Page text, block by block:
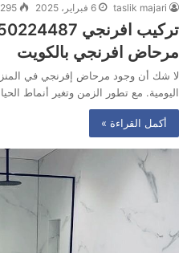
taslik majari 6 فبراير، 2025 295
مرحاض افرنجي بالكويت
لا شك أن وجود مرحاض إفرنجي في
اليومية. مع تطور الزمن وتغير أنماط
أكمل القراءة »